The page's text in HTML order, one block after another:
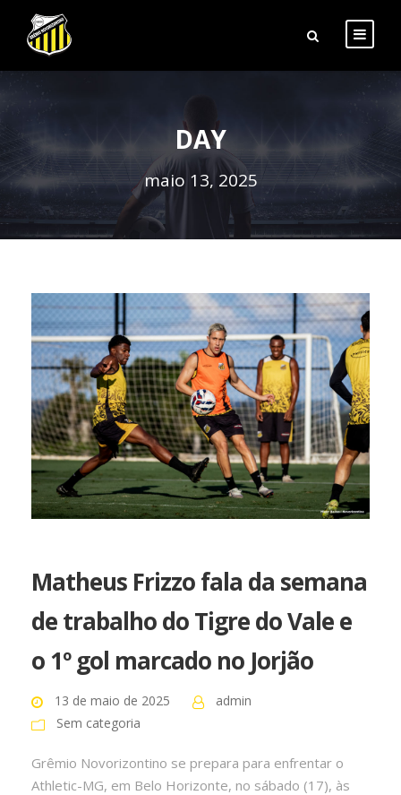
DAY
maio 13, 2025
Matheus Frizzo fala da semana
de trabalho do Tigre do Vale e
o 1º gol marcado no Jorjão
13 de maio de 2025
admin
Sem categoria
Grêmio Novorizontino se prepara para enfrentar o
Athletic-MG, em Belo Horizonte, no sábado (17), às